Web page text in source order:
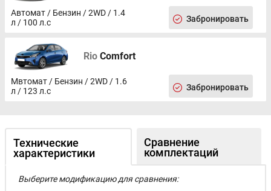
Автомат / Бензин / 2WD / 1.4
л / 100 л.с
Забронировать
Rio Comfort
Мвтомат / Бензин / 2WD / 1.6
л / 123 л.с
Забронировать
Технические
характеристики
Сравнение
комплектаций
Выберите модификацию для сравнения: